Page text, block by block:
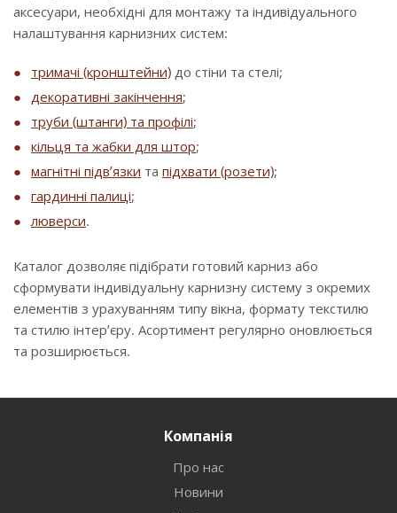
аксесуари, необхідні для монтажу та індивідуального
налаштування карнизних систем:
тримачі (кронштейни) до стіни та стелі;
декоративні закінчення;
труби (штанги) та профілі;
кільця та жабки для штор;
магнітні підв’язки та підхвати (розети);
гардинні палиці;
люверси.
Каталог дозволяє підібрати готовий карниз або
сформувати індивідуальну карнизну систему з окремих
елементів з урахуванням типу вікна, формату текстилю
та стилю інтер’єру. Асортимент регулярно оновлюється
та розширюється.
Компанія
Про нас
Новини